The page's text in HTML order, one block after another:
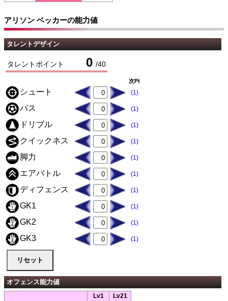
アリソン ベッカーの能力値
タレントデザイン
タレントポイント 0 /40
次Pt
シュート (1)
パス (1)
ドリブル (1)
クイックネス (1)
脚力 (1)
エアバトル (1)
ディフェンス (1)
GK1 (1)
GK2 (1)
GK3 (1)
オフェンス能力値
Lv1 Lv21